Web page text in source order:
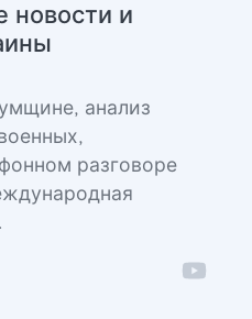
новости и
анализ
разговоре